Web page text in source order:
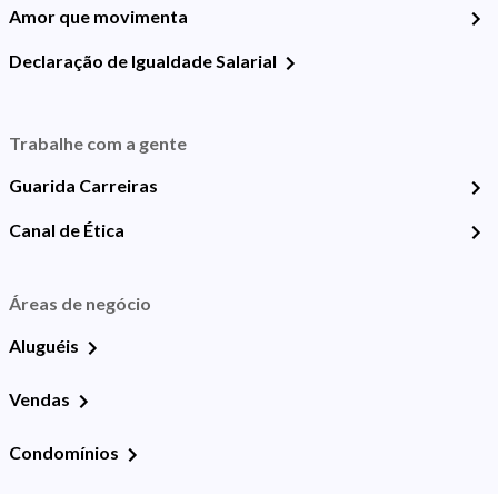
Amor que movimenta
Declaração de Igualdade Salarial
Trabalhe com a gente
Guarida Carreiras
Canal de Ética
Áreas de negócio
Aluguéis
Vendas
Condomínios